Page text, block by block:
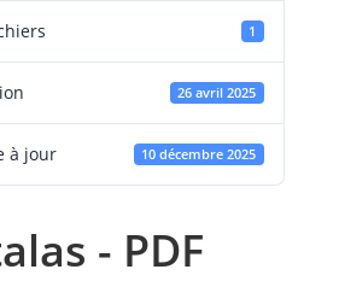
1
26 avril 2025
à jour 10 décembre 2025
- PDF